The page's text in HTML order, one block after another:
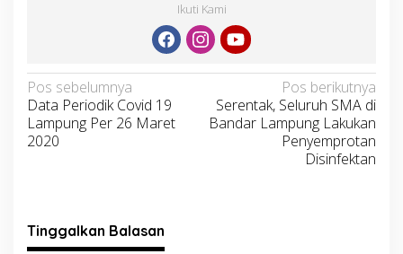
Ikuti Kami
Navigasi
pos
Pos sebelumnya
Data Periodik Covid 19
Lampung Per 26 Maret
2020
Pos berikutnya
Serentak, Seluruh SMA di
Bandar Lampung Lakukan
Penyemprotan
Disinfektan
Tinggalkan Balasan